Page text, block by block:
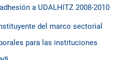
a UDALHITZ 2008-2010
del marco sectorial
para las instituciones